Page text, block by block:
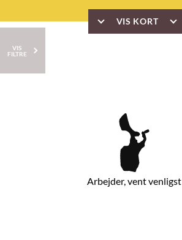
VIS KORT
VIS
FILTRE
Arbejder, vent venligst